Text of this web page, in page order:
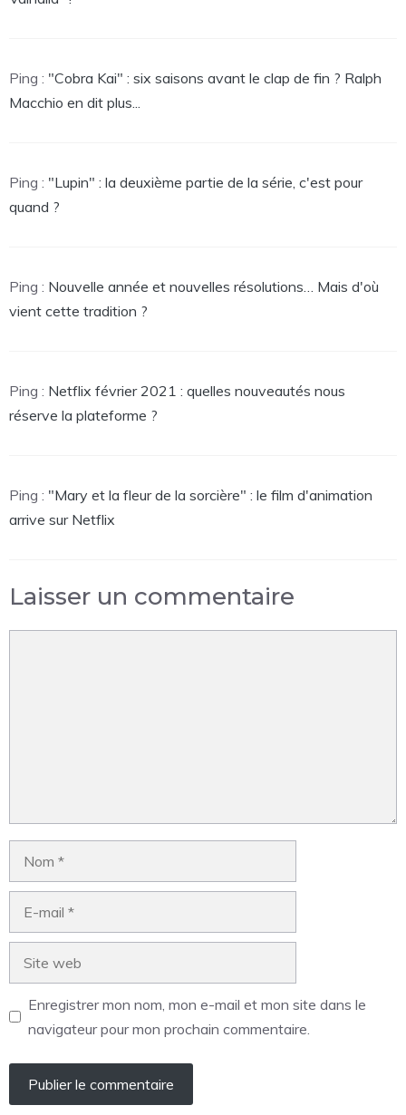
Ping : "Cobra Kai" : six saisons avant le clap de fin ? Ralph
Macchio en dit plus...
Ping : "Lupin" : la deuxième partie de la série, c'est pour
quand ?
Ping : Nouvelle année et nouvelles résolutions… Mais d'où
vient cette tradition ?
Ping : Netflix février 2021 : quelles nouveautés nous
réserve la plateforme ?
Ping : "Mary et la fleur de la sorcière" : le film d'animation
arrive sur Netflix
Laisser un commentaire
Enregistrer mon nom, mon e-mail et mon site dans le
navigateur pour mon prochain commentaire.